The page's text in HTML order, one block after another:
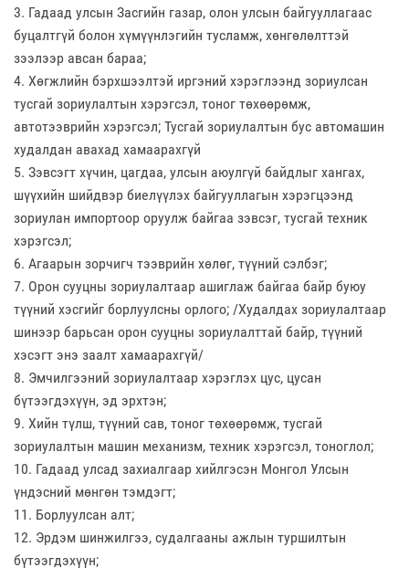
3. Гадаад улсын Засгийн газар, олон улсын байгууллагаас
буцалтгүй болон хүмүүнлэгийн тусламж, хөнгөлөлттэй
зээлээр авсан бараа;
4. Хөгжлийн бэрхшээлтэй иргэний хэрэглээнд зориулсан
тусгай зориулалтын хэрэгсэл, тоног төхөөрөмж,
автотээврийн хэрэгсэл; Тусгай зориулалтын бус автомашин
худалдан авахад хамаарахгүй
5. Зэвсэгт хүчин, цагдаа, улсын аюулгүй байдлыг хангах,
шүүхийн шийдвэр биелүүлэх байгууллагын хэрэгцээнд
зориулан импортоор оруулж байгаа зэвсэг, тусгай техник
хэрэгсэл;
6. Агаарын зорчигч тээврийн хөлөг, түүний сэлбэг;
7. Орон сууцны зориулалтаар ашиглаж байгаа байр буюу
түүний хэсгийг борлуулсны орлого; /Худалдах зориулалтаар
шинээр барьсан орон сууцны зориулалттай байр, түүний
хэсэгт энэ заалт хамаарахгүй/
8. Эмчилгээний зориулалтаар хэрэглэх цус, цусан
бүтээгдэхүүн, эд эрхтэн;
9. Хийн түлш, түүний сав, тоног төхөөрөмж, тусгай
зориулалтын машин механизм, техник хэрэгсэл, тоноглол;
10. Гадаад улсад захиалгаар хийлгэсэн Монгол Улсын
үндэсний мөнгөн тэмдэгт;
11. Борлуулсан алт;
12. Эрдэм шинжилгээ, судалгааны ажлын туршилтын
бүтээгдэхүүн;